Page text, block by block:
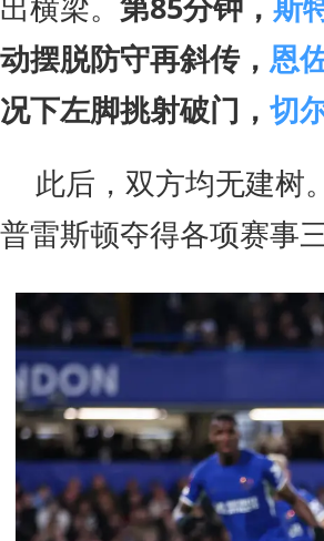
动摆脱防守再斜传， 恩
况下左脚挑射破门， 切
此后，双方均无建树
普雷斯顿夺得各项赛事三